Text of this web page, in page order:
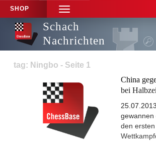
SHOP
TOGGLE
NAVIGATION
Schach
Nachrichten
tag: Ningbo - Seite 1
China
bei
gewannen
den